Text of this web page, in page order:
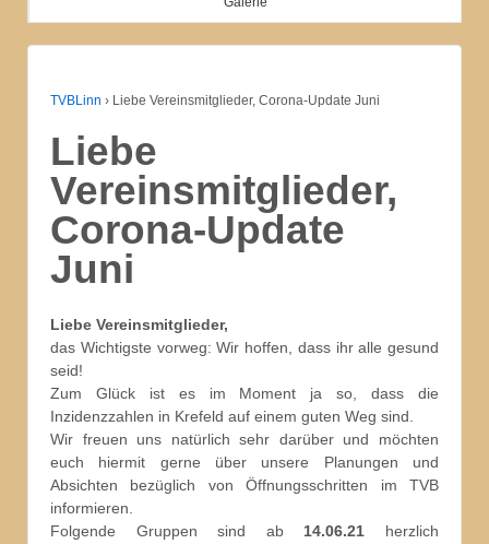
TVBLinn › Liebe Vereinsmitglieder, Corona-Update Juni
Liebe
Vereinsmitglieder,
Corona-Update
Juni
Liebe Vereinsmitglieder,
das Wichtigste vorweg: Wir hoffen, dass ihr alle gesund
seid!
Zum Glück ist es im Moment ja so, dass die
Inzidenzzahlen in Krefeld auf einem guten Weg sind.
Wir freuen uns natürlich sehr darüber und möchten
euch hiermit gerne über unsere Planungen und
Absichten bezüglich von Öffnungsschritten im TVB
informieren.
Folgende Gruppen sind ab 14.06.21 herzlich